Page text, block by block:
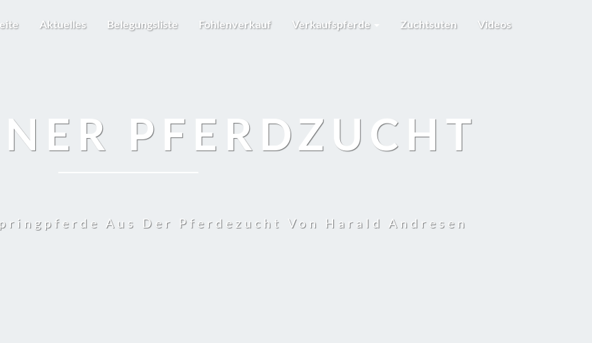
Aktuelles Belegungsliste Fohlenverkauf Verkaufspferde Zuchtsuten Videos
PFERDZUCHT
Aus Der Pferdezucht Von Harald Andresen